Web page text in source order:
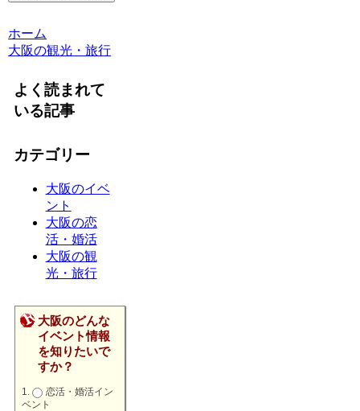
ホーム
大阪の観光・旅行
よく読まれて
いる記事
カテゴリー
大阪のイベ
ント
大阪の恋
活・婚活
大阪の観
光・旅行
大阪のどんな
イベント情報
を知りたいで
すか？
恋活・婚活イン
ベント